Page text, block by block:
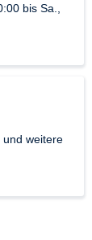
bis Sa.,
und weitere